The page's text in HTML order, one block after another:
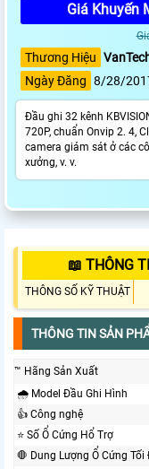
Giá Khuyến
Thương Hiệu
Ngày Đăng 8/28/
Đầu ghi 32 kênh
720P, chuẩn Onvip 2. 4,
camera giám sát ở các
xưởng, v. v.
📖 THÔNG
THÔNG SỐ KỸ THUẬT
THÔNG TIN SẢN
™️ Hãng Sản Xuất
🌧️ Model Đầu Ghi Hình
👍 Công nghệ
⭐ Số Ổ Cứng Hổ Trợ
🛑 Dung Lượng Ổ Cứng Tối